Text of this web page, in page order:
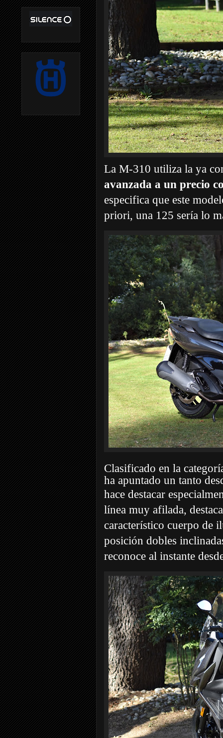
La M-310 utiliza la ya
avanzada a un precio
especifica que este
priori, una 125 sería lo
Clasificado en la
ha apuntado un tanto
hace destacar
línea muy afilada,
característico cuerpo de
posición dobles
reconoce al instante